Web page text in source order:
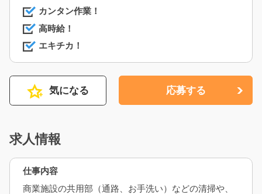
カンタン作業！
高時給！
エキチカ！
気になる 応募する
求人情報
仕事内容
商業施設の共用部（通路、お手洗い）などの清掃や、